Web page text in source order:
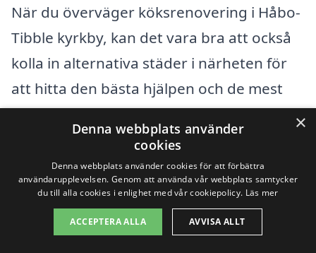
När du överväger köksrenovering i Håbo-
Tibble kyrkby, kan det vara bra att också
kolla in alternativa städer i närheten för
att hitta den bästa hjälpen och de mest
konkurrenskraftiga priserna. Det finns
flera saker att tänka på när du söker efter
en professionell hantverkare för din
köksrenovering:
Kontrollera referenser och omdömen
×
Denna webbplats använder
cookies
Denna webbplats använder cookies för att förbättra
användarupplevelsen. Genom att använda vår webbplats samtycker
du till alla cookies i enlighet med vår cookiepolicy. Läs mer
ACCEPTERA ALLA AVVISA ALLT